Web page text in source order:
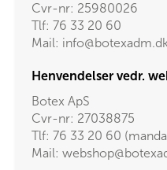
Cvr-nr: 25980026
Tlf: 76 33 20 60
Mail: info@botexadm.dk
Henvendelser vedr.
Botex ApS
Cvr-nr: 27038875
Tlf: 76 33 20 60
Mail: